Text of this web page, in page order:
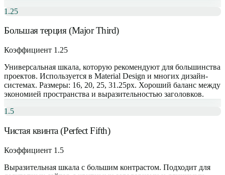
1.25
Большая терция (Major Third)
Коэффициент 1.25
Универсальная шкала, которую рекомендуют для большинства
проектов. Используется в Material Design и многих дизайн-
системах. Размеры: 16, 20, 25, 31.25px. Хороший баланс между
экономией пространства и выразительностью заголовков.
1.5
Чистая квинта (Perfect Fifth)
Коэффициент 1.5
Выразительная шкала с большим контрастом. Подходит для